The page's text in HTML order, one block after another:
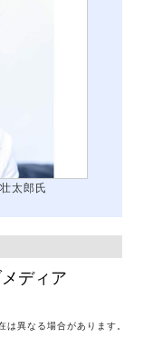
太郎氏
ディア
は異なる場合があります。